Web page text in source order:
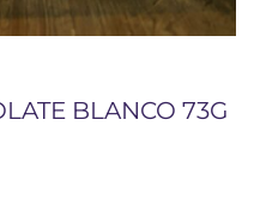
BLANCO 73G